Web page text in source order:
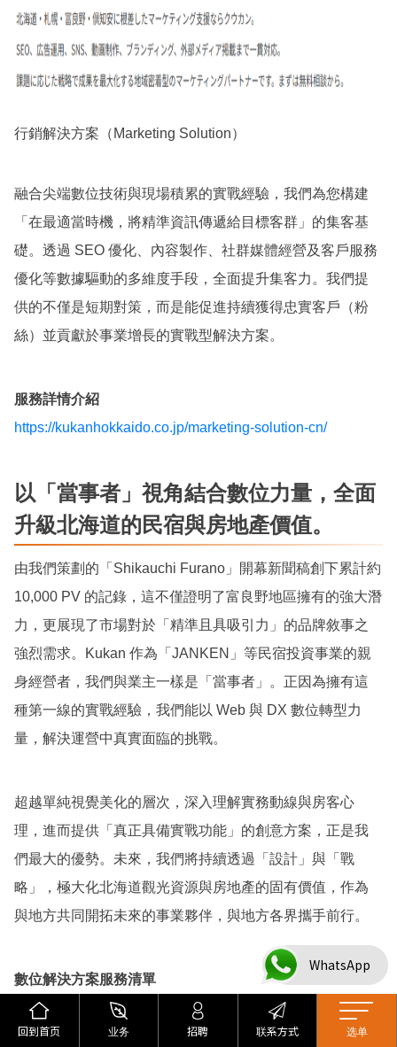
回到首页 业务 招聘 联系方式 选单
行銷解決方案（Marketing Solution）
融合尖端數位技術與現場積累的實戰經驗，我們為您構建
「在最適當時機，將精準資訊傳遞給目標客群」的集客基
礎。透過 SEO 優化、內容製作、社群媒體經營及客戶服務
優化等數據驅動的多維度手段，全面提升集客力。我們提
供的不僅是短期對策，而是能促進持續獲得忠實客戶（粉
絲）並貢獻於事業增長的實戰型解決方案。
服務詳情介紹
https://kukanhokkaido.co.jp/marketing-solution-cn/
以「當事者」視角結合數位力量，全面
升級北海道的民宿與房地產價值。
由我們策劃的「Shikauchi Furano」開幕新聞稿創下累計約
10,000 PV 的記錄，這不僅證明了富良野地區擁有的強大潛
力，更展現了市場對於「精準且具吸引力」的品牌敘事之
強烈需求。Kukan 作為「JANKEN」等民宿投資事業的親
身經營者，我們與業主一樣是「當事者」。正因為擁有這
種第一線的實戰經驗，我們能以 Web 與 DX 數位轉型力
量，解決運營中真實面臨的挑戰。
超越單純視覺美化的層次，深入理解實務動線與房客心
理，進而提供「真正具備實戰功能」的創意方案，正是我
們最大的優勢。未來，我們將持續透過「設計」與「戰
略」，極大化北海道觀光資源與房地產的固有價值，作為
與地方共同開拓未來的事業夥伴，與地方各界攜手前行。
數位解決方案服務清單
https://kukanhokkaido.co.jp/websolutions/service/
WhatsApp